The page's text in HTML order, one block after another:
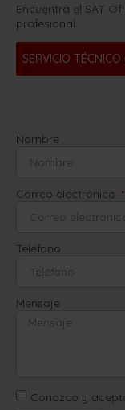
Encuentra el SAT
profesional.
SERVICIO TÉCNICO
Nombre
Correo electrónico
Teléfono
Mensaje
Conozco y